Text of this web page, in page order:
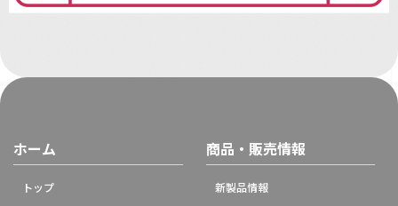
ホーム
トップ
商品・販売情報
新製品情報